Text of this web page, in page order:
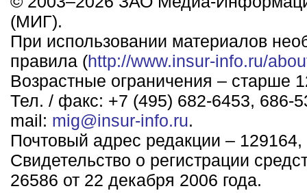
(МИГ).
При использовании материалов
правила (http://www.insur-info.ru/
Возрастные ограничения – старше
Тел. / факс: +7 (495) 682-6453, 686-
mail: mig@insur-info.ru.
Почтовый адрес редакции –
Свидетельство о регистрации
26586 от 22 декабря 2006 года.